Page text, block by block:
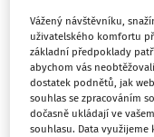
Vydáno: 29. 7. 2026 / 1
NOVINKY
Počet OSVČ
nového
Vážený návštěvníku,
uživatelského komfortu
základní předpoklady
abychom vás
dostatek podnětů, jak
souhlas se zpracováním
dočasně ukládají ve
souhlasu. Data využijeme